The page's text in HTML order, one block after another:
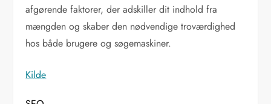
afgørende faktorer, der adskiller dit indhold fra
mængden og skaber den nødvendige troværdighed
hos både brugere og søgemaskiner.
Kilde